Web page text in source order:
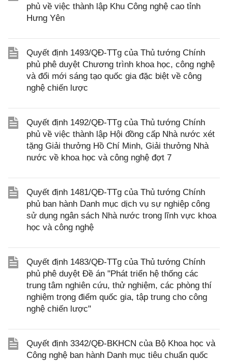
phủ về việc thành lập Khu Công nghệ cao tỉnh
Hưng Yên
Quyết định 1493/QĐ-TTg của Thủ tướng Chính
phủ phê duyệt Chương trình khoa học, công nghệ
và đổi mới sáng tạo quốc gia đặc biệt về công
nghệ chiến lược
Quyết định 1492/QĐ-TTg của Thủ tướng Chính
phủ về việc thành lập Hội đồng cấp Nhà nước xét
tặng Giải thưởng Hồ Chí Minh, Giải thưởng Nhà
nước về khoa học và công nghệ đợt 7
Quyết định 1481/QĐ-TTg của Thủ tướng Chính
phủ ban hành Danh mục dịch vụ sự nghiệp công
sử dụng ngân sách Nhà nước trong lĩnh vực khoa
học và công nghệ
Quyết định 1483/QĐ-TTg của Thủ tướng Chính
phủ phê duyệt Đề án "Phát triển hệ thống các
trung tâm nghiên cứu, thử nghiệm, các phòng thí
nghiệm trọng điểm quốc gia, tập trung cho công
nghệ chiến lược"
Quyết định 3342/QĐ-BKHCN của Bộ Khoa học và
Công nghệ ban hành Danh mục tiêu chuẩn quốc